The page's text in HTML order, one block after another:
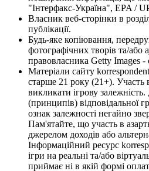
"Інтерфакс-Україна", EPA /
Власник веб-сторінки в
публікації.
Будь-яке копіювання,
фотографічних творів та/або
правовласника Getty Images -
Матеріали сайту
старше 21 року (21+). Участь
викликати ігрову
(принципів) відповідальної
ознак залежності негайно
Пам'ятайте, що участь в
джерелом доходів або
Інформаційний ресурс
ігри на реальні та/або
приймає ні в якій формі